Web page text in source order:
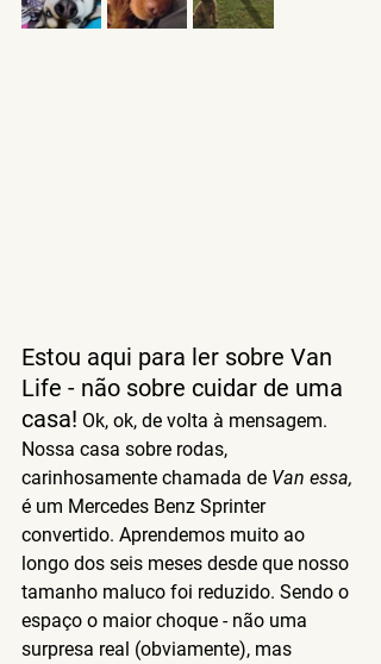
Estou aqui para ler sobre Van
Life - não sobre cuidar de uma
casa! Ok, ok, de volta à mensagem.
Nossa casa sobre rodas,
carinhosamente chamada de Van essa,
é um Mercedes Benz Sprinter
convertido. Aprendemos muito ao
longo dos seis meses desde que nosso
tamanho maluco foi reduzido. Sendo o
espaço o maior choque - não uma
surpresa real (obviamente), mas